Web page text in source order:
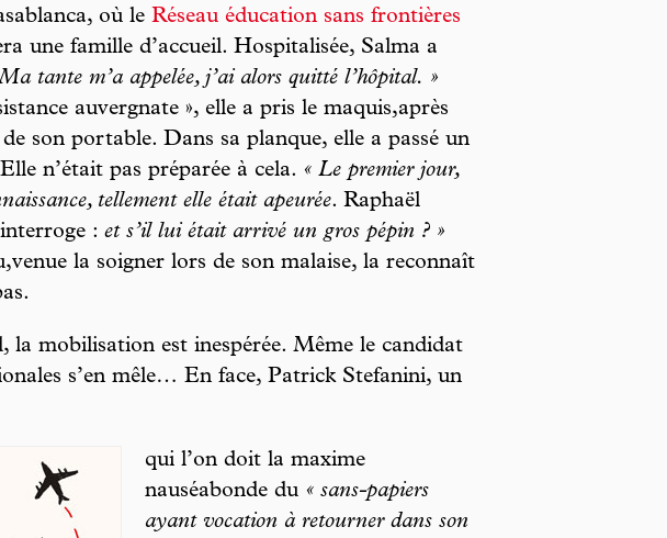
où le Réseau éducation sans frontières
une famille d’accueil. Hospitalisée, Salma a
tante m’a appelée, j’ai alors quitté l’hôpital. »
auvergnate », elle a pris le maquis,après
son portable. Dans sa planque, elle a passé un
n’était pas préparée à cela. « Le premier jour,
tellement elle était apeurée. Raphaël
: et s’il lui était arrivé un gros pépin ? »
la soigner lors de son malaise, la reconnaît
mobilisation est inespérée. Même le candidat
s’en mêle… En face, Patrick Stefanini, un
qui l’on doit la maxime
nauséabonde du « sans-papiers
ayant vocation à retourner dans son